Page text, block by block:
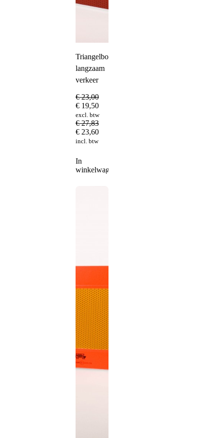
Triangelbord
langzaam
verkeer
€23,00
€ 19,50
excl. btw
€27,83
€ 23,60
incl. btw
In
winkelwagen